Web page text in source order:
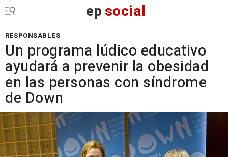
epsocial
RESPONSABLES
Un programa lúdico educativo
ayudará a prevenir la obesidad
en las personas con síndrome
de Down